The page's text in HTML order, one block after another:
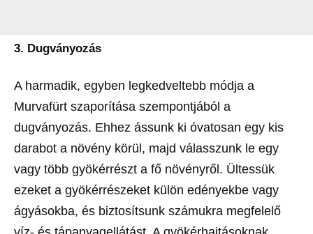
3. Dugványozás
A harmadik, egyben legkedveltebb módja a
Murvafürt szaporítása szempontjából a
dugványozás. Ehhez ássunk ki óvatosan egy kis
darabot a növény körül, majd válasszunk le egy
vagy több gyökérrészt a fő növényről. Ültessük
ezeket a gyökérrészeket külön edényekbe vagy
ágyásokba, és biztosítsunk számukra megfelelő